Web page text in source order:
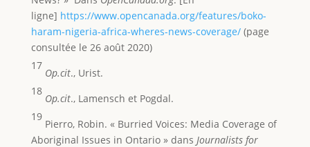
ligne] https://www.opencanada.org/features/boko-
haram-nigeria-africa-wheres-news-coverage/(page
consultée le 26 août 2020)
17
Op.cit., Urist.
18
Op.cit., Lamensch et Pogdal.
19
Pierro, Robin. « Burried Voices: Media Coverage of
Aboriginal Issues in Ontario » dans Journalists for